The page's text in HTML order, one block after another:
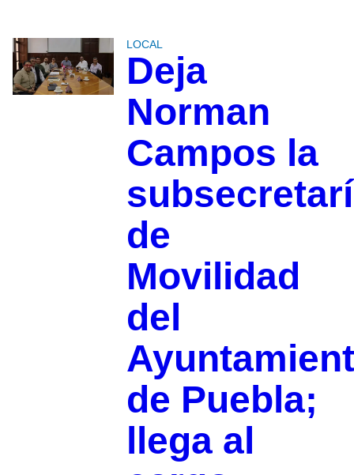
LOCAL
Deja
Norman
Campos la
de
Movilidad
del
de Puebla;
llega al